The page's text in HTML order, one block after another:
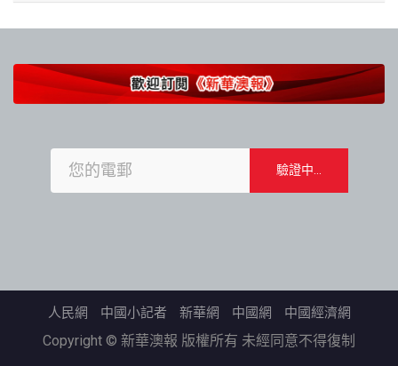
人民網 中國小記者 新華網 中國網 中國經濟網
Copyright © 新華澳報 版權所有 未經同意不得復制